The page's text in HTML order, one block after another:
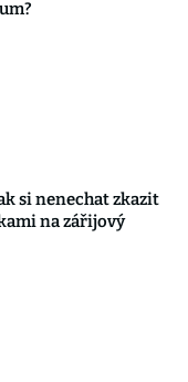
si nenechat zkazit
na zářijový